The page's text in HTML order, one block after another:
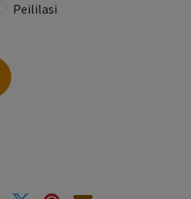
Peililasi